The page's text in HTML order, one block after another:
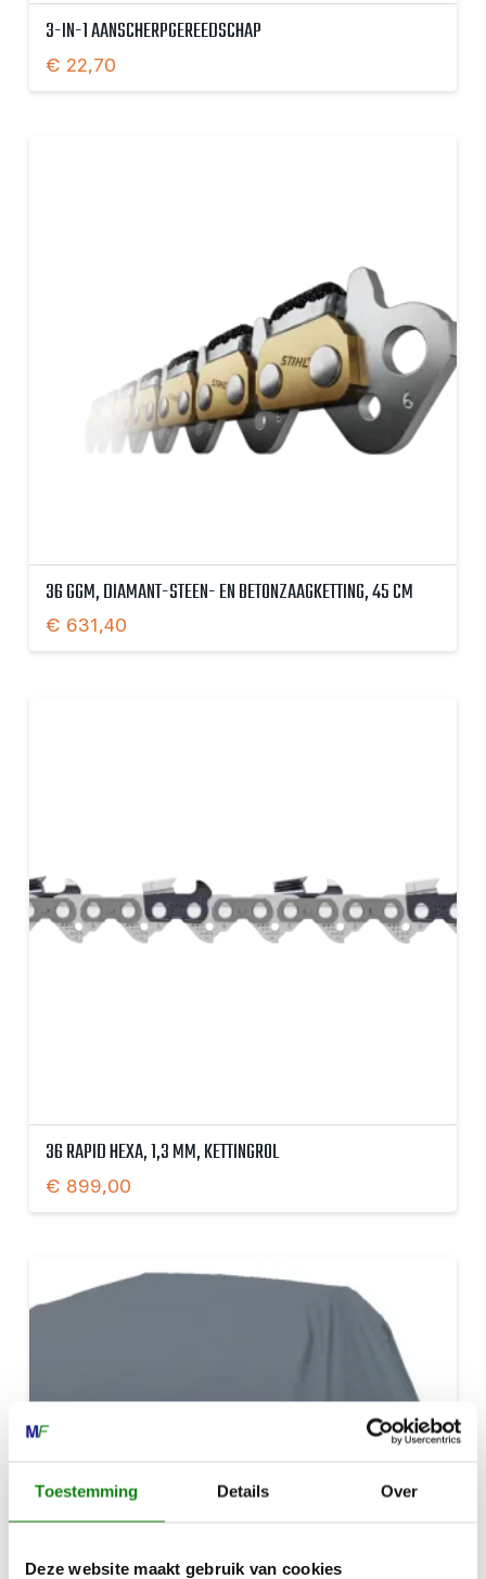
Toestemming Details Over
Deze website maakt gebruik van cookies
3-IN-1 AANSCHERPGEREEDSCHAP
€ 22,70
36 GGM, DIAMANT-STEEN- EN BETONZAAGKETTING, 45 CM
€ 631,40
36 RAPID HEXA, 1,3 MM, KETTINGROL
€ 899,00